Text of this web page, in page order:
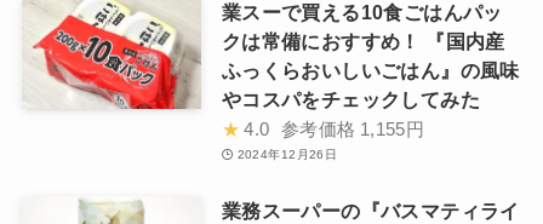
業スーで買える10食ごはんパッ
クは常備におすすめ！ 『国内産
ふっくらおいしいごはん』の風味
やコスパをチェックしてみた
★ 4.0 参考価格 1,155円
2024年12月26日
業務スーパーの『バスマティライ